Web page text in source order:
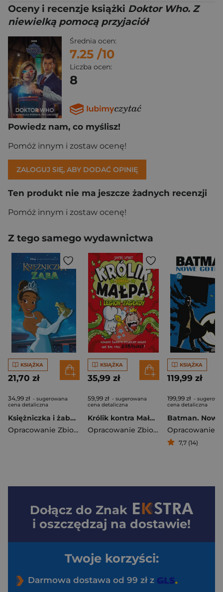
Oceny i recenzje książki Doktor Who. Z
niewielką pomocą przyjaciół
Średnia ocen:
7.25 /10
Liczba ocen:
8
Powiedz nam, co myślisz!
Pomóż innym i zostaw ocenę!
ZALOGUJ SIĘ, ABY DODAĆ OPINIĘ
Ten produkt nie ma jeszcze żadnych recenzji
Pomóż innym i zostaw ocenę!
Z tego samego wydawnictwa
KSIĄŻKA
21,70 zł
34,99 zł - sugerowana
cena detaliczna
Księżniczka i żaba. Klasyczne baśnie Disneya
Opracowanie Zbiorowe
KSIĄŻKA
35,99 zł
59,99 zł - sugerowana
cena detaliczna
Królik kontra Małpa i legion zagłady. Tom 3
Opracowanie Zbiorowe
KSIĄŻKA
119,99 zł
199,99 zł -
cena detaliczna
7,7 (14)
Dołącz do Znak
i oszczędzaj na dostawie!
Twoje korzyści:
Darmowa dostawa od 99 zł z